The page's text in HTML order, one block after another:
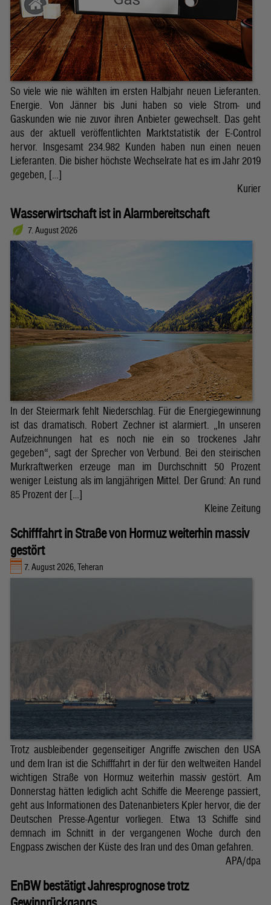
So viele wie nie wählten im ersten Halbjahr neuen Lieferanten.
Energie. Von Jänner bis Juni haben so viele Strom- und
Gaskunden wie nie zuvor ihren Anbieter gewechselt. Das geht
aus der aktuell veröffentlichten Marktstatistik der E-Control
hervor. Insgesamt 234.982 Kunden haben nun einen neuen
Lieferanten. Die bisher höchste Wechselrate hat es im Jahr 2019
gegeben, […]
Kurier
Wasserwirtschaft ist in Alarmbereitschaft
7. August 2026
In der Steiermark fehlt Niederschlag. Für die Energiegewinnung
ist das dramatisch. Robert Zechner ist alarmiert. „In unseren
Aufzeichnungen hat es noch nie ein so trockenes Jahr
gegeben“, sagt der Sprecher von Verbund. Bei den steirischen
Murkraftwerken erzeuge man im Durchschnitt 50 Prozent
weniger Leistung als im langjährigen Mittel. Der Grund: An rund
85 Prozent der […]
Kleine Zeitung
Schifffahrt in Straße von Hormuz weiterhin massiv
gestört
7. August 2026, Teheran
Trotz ausbleibender gegenseitiger Angriffe zwischen den USA
und dem Iran ist die Schifffahrt in der für den weltweiten Handel
wichtigen Straße von Hormuz weiterhin massiv gestört. Am
Donnerstag hätten lediglich acht Schiffe die Meerenge passiert,
geht aus Informationen des Datenanbieters Kpler hervor, die der
Deutschen Presse-Agentur vorliegen. Etwa 13 Schiffe sind
demnach im Schnitt in der vergangenen Woche durch den
Engpass zwischen der Küste des Iran und des Oman gefahren.
APA/dpa
EnBW bestätigt Jahresprognose trotz